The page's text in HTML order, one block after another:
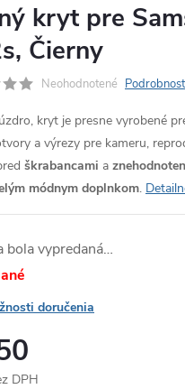
kryt pre
Čierny
Neohodnotené
kryt je presne vyrobené
a výrezy pre kameru,
škrabancami a
módnym doplnkom.
bola vypredaná…
doručenia
DPH